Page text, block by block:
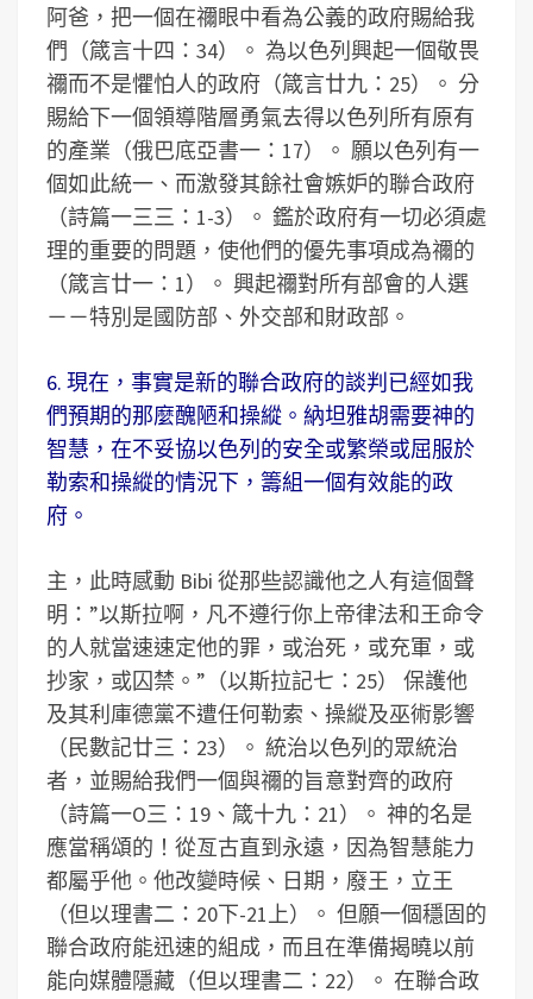
阿爸，把一個在禰眼中看為公義的政府賜給我
們（箴言十四：34）。 為以色列興起一個敬畏
禰而不是懼怕人的政府（箴言廿九：25）。 分
賜給下一個領導階層勇氣去得以色列所有原有
的產業（俄巴底亞書一：17）。 願以色列有一
個如此統一、而激發其餘社會嫉妒的聯合政府
（詩篇一三三：1-3）。 鑑於政府有一切必須處
理的重要的問題，使他們的優先事項成為禰的
（箴言廿一：1）。 興起禰對所有部會的人選
－－特別是國防部、外交部和財政部。
6. 現在，事實是新的聯合政府的談判已經如我
們預期的那麼醜陋和操縱。納坦雅胡需要神的
智慧，在不妥協以色列的安全或繁榮或屈服於
勒索和操縱的情況下，籌組一個有效能的政
府。
主，此時感動 Bibi 從那些認識他之人有這個聲
明：”以斯拉啊，凡不遵行你上帝律法和王命令
的人就當速速定他的罪，或治死，或充軍，或
抄家，或囚禁。”（以斯拉記七：25） 保護他
及其利庫德黨不遭任何勒索、操縱及巫術影響
（民數記廿三：23）。 統治以色列的眾統治
者，並賜給我們一個與禰的旨意對齊的政府
（詩篇一O三：19、箴十九：21）。 神的名是
應當稱頌的！從亙古直到永遠，因為智慧能力
都屬乎他。他改變時候、日期，廢王，立王
（但以理書二：20下-21上）。 但願一個穩固的
聯合政府能迅速的組成，而且在準備揭曉以前
能向媒體隱藏（但以理書二：22）。 在聯合政